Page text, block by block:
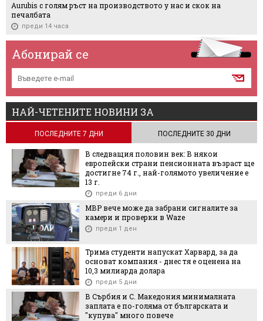
Aurubis с голям ръст на производството у нас и скок на
печалбата
преди 14 часа
Абонирай се
НАЙ-ЧЕТЕНИТЕ НОВИНИ ЗА
ПОСЛЕДНИТЕ 7 ДНИ ПОСЛЕДНИТЕ 30 ДНИ
В следващия половин век: В някои
европейски страни пенсионната възраст ще
достигне 74 г., най-голямото увеличение е
13 г.
преди 6 дни
МВР вече може да забрани сигналите за
камери и проверки в Waze
преди 1 ден
Трима студенти напускат Харвард, за да
основат компания - днес тя е оценена на
10,3 милиарда долара
преди 5 дни
В Сърбия и С. Македония минималната
заплата е по-голяма от българската и
"купува" много повече